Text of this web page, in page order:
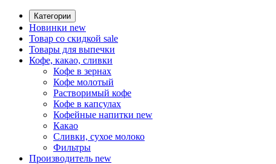
Категории
Новинки new
Товар со скидкой sale
Товары для выпечки
Кофе, какао, сливки
Кофе в зернах
Кофе молотый
Растворимый кофе
Кофе в капсулах
Кофейные напитки new
Какао
Сливки, сухое молоко
Фильтры
Производитель new